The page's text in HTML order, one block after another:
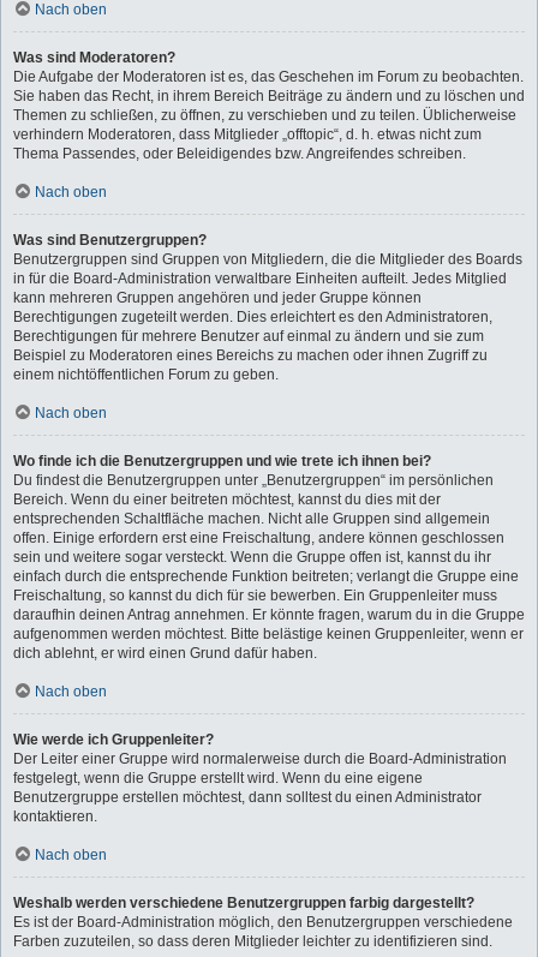
Nach oben
Was sind Moderatoren?
Die Aufgabe der Moderatoren ist es, das Geschehen im Forum zu beobachten.
Sie haben das Recht, in ihrem Bereich Beiträge zu ändern und zu löschen und
Themen zu schließen, zu öffnen, zu verschieben und zu teilen. Üblicherweise
verhindern Moderatoren, dass Mitglieder „offtopic“, d. h. etwas nicht zum
Thema Passendes, oder Beleidigendes bzw. Angreifendes schreiben.
Nach oben
Was sind Benutzergruppen?
Benutzergruppen sind Gruppen von Mitgliedern, die die Mitglieder des Boards
in für die Board-Administration verwaltbare Einheiten aufteilt. Jedes Mitglied
kann mehreren Gruppen angehören und jeder Gruppe können
Berechtigungen zugeteilt werden. Dies erleichtert es den Administratoren,
Berechtigungen für mehrere Benutzer auf einmal zu ändern und sie zum
Beispiel zu Moderatoren eines Bereichs zu machen oder ihnen Zugriff zu
einem nichtöffentlichen Forum zu geben.
Nach oben
Wo finde ich die Benutzergruppen und wie trete ich ihnen bei?
Du findest die Benutzergruppen unter „Benutzergruppen“ im persönlichen
Bereich. Wenn du einer beitreten möchtest, kannst du dies mit der
entsprechenden Schaltfläche machen. Nicht alle Gruppen sind allgemein
offen. Einige erfordern erst eine Freischaltung, andere können geschlossen
sein und weitere sogar versteckt. Wenn die Gruppe offen ist, kannst du ihr
einfach durch die entsprechende Funktion beitreten; verlangt die Gruppe eine
Freischaltung, so kannst du dich für sie bewerben. Ein Gruppenleiter muss
daraufhin deinen Antrag annehmen. Er könnte fragen, warum du in die Gruppe
aufgenommen werden möchtest. Bitte belästige keinen Gruppenleiter, wenn er
dich ablehnt, er wird einen Grund dafür haben.
Nach oben
Wie werde ich Gruppenleiter?
Der Leiter einer Gruppe wird normalerweise durch die Board-Administration
festgelegt, wenn die Gruppe erstellt wird. Wenn du eine eigene
Benutzergruppe erstellen möchtest, dann solltest du einen Administrator
kontaktieren.
Nach oben
Weshalb werden verschiedene Benutzergruppen farbig dargestellt?
Es ist der Board-Administration möglich, den Benutzergruppen verschiedene
Farben zuzuteilen, so dass deren Mitglieder leichter zu identifizieren sind.